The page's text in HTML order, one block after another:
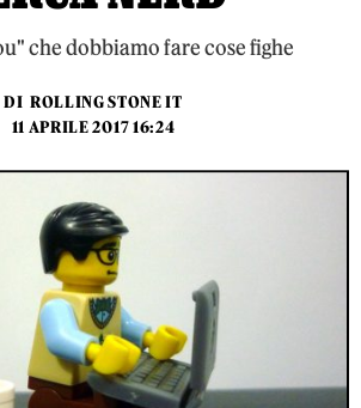
che dobbiamo fare cose fighe
DI ROLLING STONE IT
11 APRILE 2017 16:24